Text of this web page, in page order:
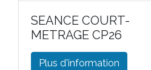
SEANCE COURT-
METRAGE CP26
Plus d'information